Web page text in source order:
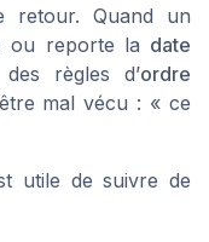
retour. Quand un
ou reporte la date
règles d’ordre
mal vécu : « ce
utile de suivre de